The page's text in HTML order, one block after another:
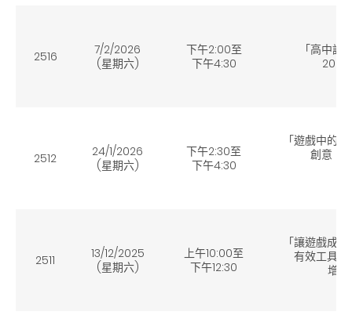
2516
7/2/2026
(星期六)
下午2:00至
下午4:30
「高中課
2026
2512
24/1/2026
(星期六)
下午2:30至
下午4:30
「遊戲中的
創意、
2511
13/12/2025
(星期六)
上午10:00至
下午12:30
「讓遊戲成
有效工具
增值